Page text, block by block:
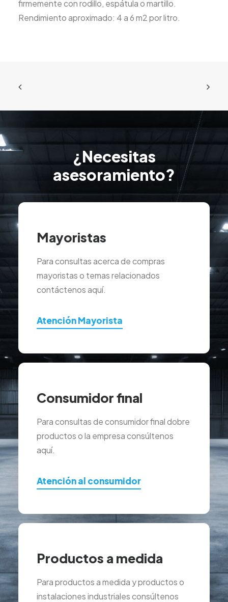
firmemente con rodillo, espátula o martillo.
Rendimiento aproximado: 4 a 6 m2 por litro.
¿Necesitas
asesoramiento?
Mayoristas
Para consultas acerca de compras
mayoristas o temas relacionados
contáctenos aquí.
Atención Mayorista
Consumidor final
Para consultas de consumidor final dobre
productos o la empresa consúltenos
aquí.
Atención al consumidor
Productos a medida
Para productos a medida y productos o
instalaciones industriales consúltenos